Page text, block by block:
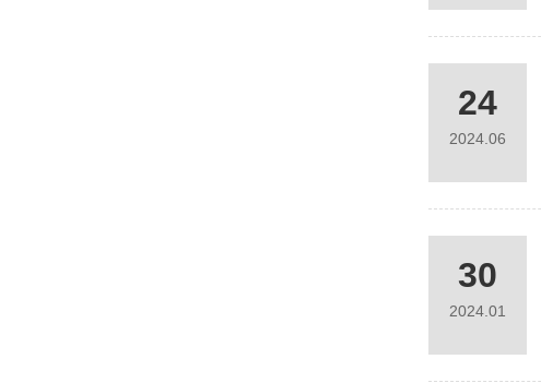
24
2024.06
30
2024.01